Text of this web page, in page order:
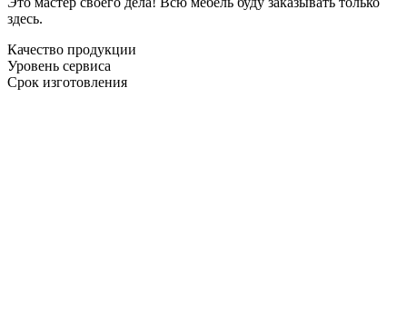
здесь.
Качество продукции
Уровень сервиса
Срок изготовления